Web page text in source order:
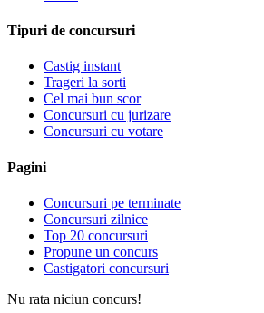
Tipuri de concursuri
Castig instant
Trageri la sorti
Cel mai bun scor
Concursuri cu jurizare
Concursuri cu votare
Pagini
Concursuri pe terminate
Concursuri zilnice
Top 20 concursuri
Propune un concurs
Castigatori concursuri
Nu rata niciun concurs!